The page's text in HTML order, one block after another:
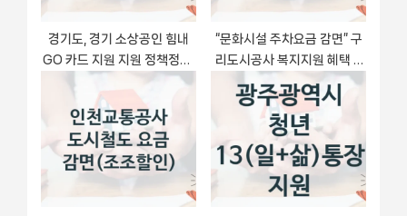
경기도, 경기 소상공인 힘내
GO 카드 지원 지원 정책정리,
신청 구비 서류와 일정
“문화시설 주차요금 감면” 구
리도시공사 복지지원 혜택 –
일정과 신청 방법